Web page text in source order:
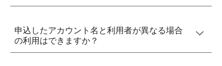
申込したアカウント名と利用者が異なる場合
の利用はできますか？